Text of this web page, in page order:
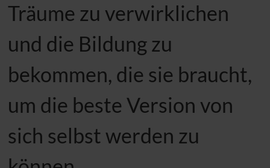
Träume zu verwirklichen
und die Bildung zu
bekommen, die sie braucht,
um die beste Version von
sich selbst werden zu